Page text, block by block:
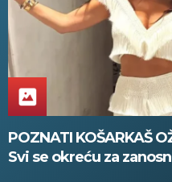
POZNATI KOŠARKAŠ
Svi se okreću za